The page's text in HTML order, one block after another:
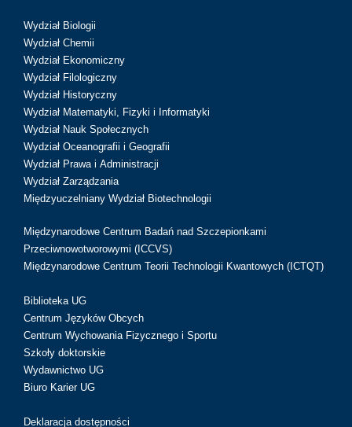
Wydział Biologii
Wydział Chemii
Wydział Ekonomiczny
Wydział Filologiczny
Wydział Historyczny
Wydział Matematyki, Fizyki i Informatyki
Wydział Nauk Społecznych
Wydział Oceanografii i Geografii
Wydział Prawa i Administracji
Wydział Zarządzania
Międzyuczelniany Wydział Biotechnologii
Międzynarodowe Centrum Badań nad Szczepionkami
Przeciwnowotworowymi (ICCVS)
Międzynarodowe Centrum Teorii Technologii Kwantowych (ICTQT)
Biblioteka UG
Centrum Języków Obcych
Centrum Wychowania Fizycznego i Sportu
Szkoły doktorskie
Wydawnictwo UG
Biuro Karier UG
Deklaracja dostępności